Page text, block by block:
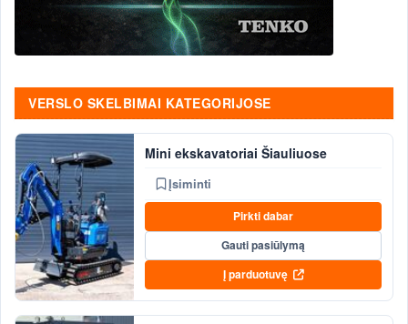
VERSLO SKELBIMAI KATEGORIJOSE
Mini ekskavatoriai Šiauliuose
Įsiminti
Pirkti dabar
Gauti pasiūlymą
Į parduotuvę